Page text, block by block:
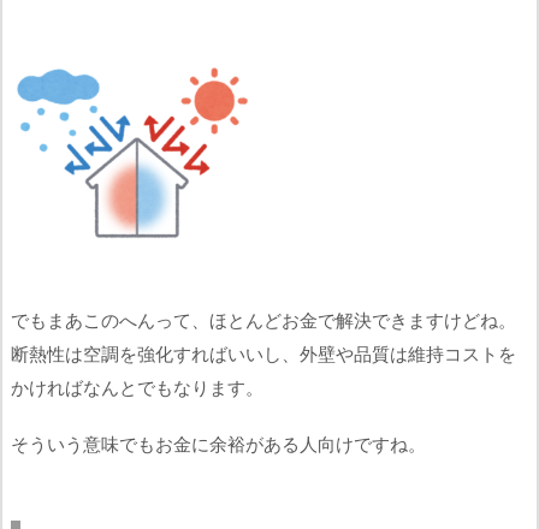
でもまあこのへんって、ほとんどお金で解決できますけどね。
断熱性は空調を強化すればいいし、外壁や品質は維持コストを
かければなんとでもなります。
そういう意味でもお金に余裕がある人向けですね。